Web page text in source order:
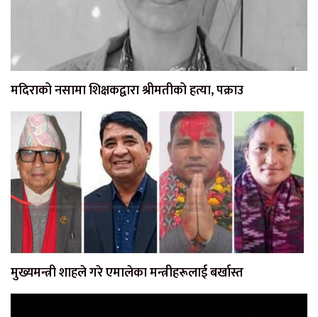
मदिराको नसामा शिक्षकद्वारा श्रीमतीको हत्या, पक्राउ
मुख्यमन्त्री शाहले गरे एमालेका मन्त्रीहरूलाई बर्खास्त